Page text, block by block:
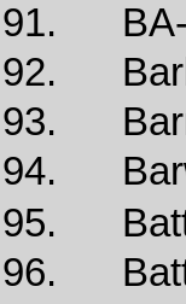
91. BA-
92.
93.
94.
95.
96.